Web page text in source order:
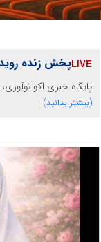
پخش زنده
پایگاه خبری اکو
(بیشتر بدانید)